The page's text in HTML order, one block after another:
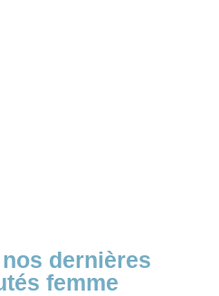
dernières
femme